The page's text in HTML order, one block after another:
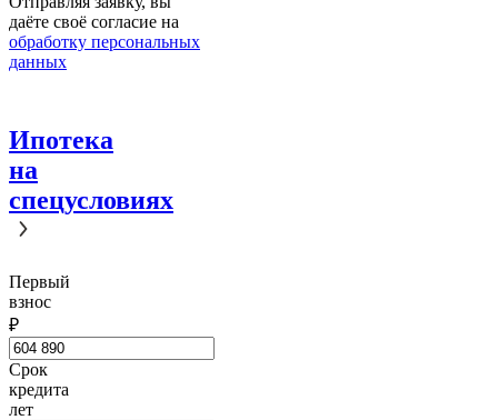
даёте своё согласие на
обработку персональных
данных
Ипотека
на
спецусловиях
Первый
взнос
₽
Срок
кредита
лет